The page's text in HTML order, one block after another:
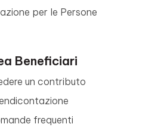
per le Persone
Beneficiari
un contributo
frequenti